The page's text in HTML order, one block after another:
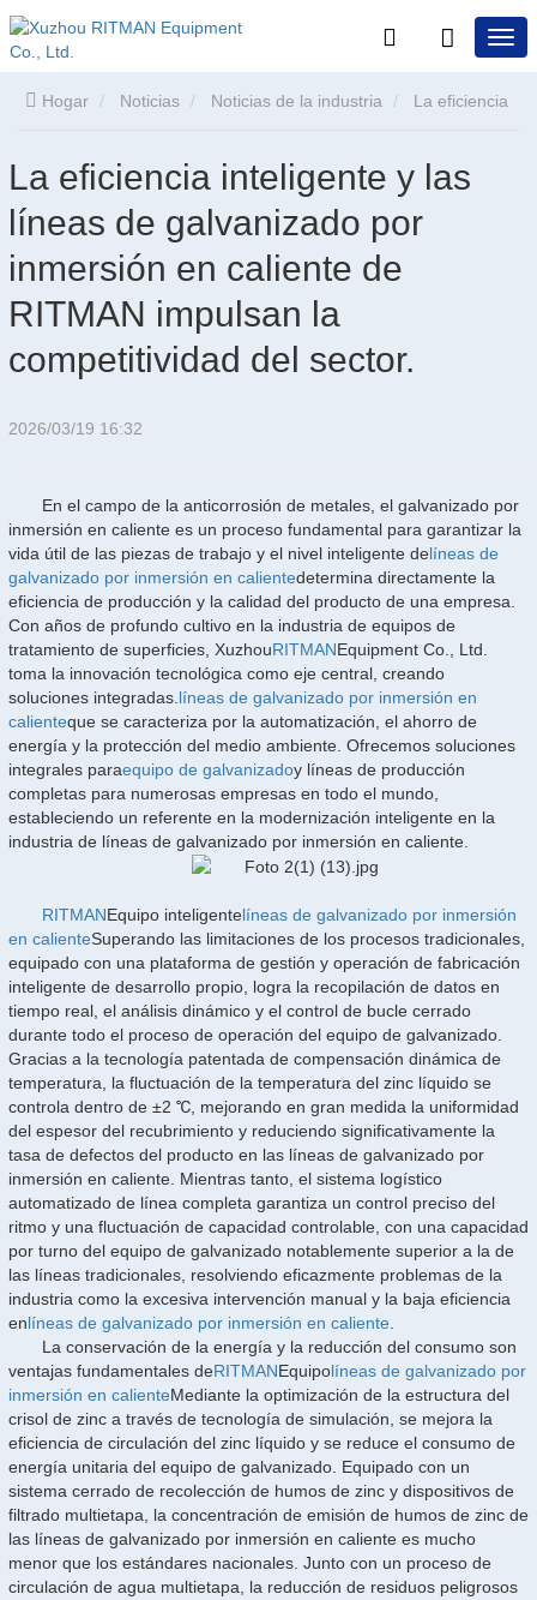
Hogar Noticias Noticias de la industria
de RITMAN impulsan la competitividad del sector.
La eficiencia inteligente y las
líneas de galvanizado por
inmersión en caliente de
RITMAN impulsan la
competitividad del sector.
2026/03/19 16:32
En el campo de la anticorrosión de metales, el galvanizado por
inmersión en caliente es un proceso fundamental para garantizar la
vida útil de las piezas de trabajo y el nivel inteligente delíneas de
galvanizado por inmersión en calientedetermina directamente la
eficiencia de producción y la calidad del producto de una empresa.
Con años de profundo cultivo en la industria de equipos de
tratamiento de superficies, XuzhouRITMANEquipment Co., Ltd.
toma la innovación tecnológica como eje central, creando
soluciones integradas. líneas de galvanizado por inmersión en
calienteque se caracteriza por la automatización, el ahorro de
energía y la protección del medio ambiente. Ofrecemos soluciones
integrales paraequipo de galvanizadoy líneas de producción
completas para numerosas empresas en todo el mundo,
estableciendo un referente en la modernización inteligente en la
industria de líneas de galvanizado por inmersión en caliente.
RITMANEquipo inteligentelíneas de galvanizado por inmersión
en calienteSuperando las limitaciones de los procesos tradicionales,
equipado con una plataforma de gestión y operación de fabricación
inteligente de desarrollo propio, logra la recopilación de datos en
tiempo real, el análisis dinámico y el control de bucle cerrado
durante todo el proceso de operación del equipo de galvanizado.
Gracias a la tecnología patentada de compensación dinámica de
temperatura, la fluctuación de la temperatura del zinc líquido se
controla dentro de ±2 ℃, mejorando en gran medida la uniformidad
del espesor del recubrimiento y reduciendo significativamente la
tasa de defectos del producto en las líneas de galvanizado por
inmersión en caliente. Mientras tanto, el sistema logístico
automatizado de línea completa garantiza un control preciso del
ritmo y una fluctuación de capacidad controlable, con una capacidad
por turno del equipo de galvanizado notablemente superior a la de
las líneas tradicionales, resolviendo eficazmente problemas de la
industria como la excesiva intervención manual y la baja eficiencia
enlíneas de galvanizado por inmersión en caliente.
La conservación de la energía y la reducción del consumo son
ventajas fundamentales deRITMANEquipolíneas de galvanizado por
inmersión en calienteMediante la optimización de la estructura del
crisol de zinc a través de tecnología de simulación, se mejora la
eficiencia de circulación del zinc líquido y se reduce el consumo de
energía unitaria del equipo de galvanizado. Equipado con un
sistema cerrado de recolección de humos de zinc y dispositivos de
filtrado multietapa, la concentración de emisión de humos de zinc de
las líneas de galvanizado por inmersión en caliente es mucho
menor que los estándares nacionales. Junto con un proceso de
circulación de agua multietapa, la reducción de residuos peligrosos